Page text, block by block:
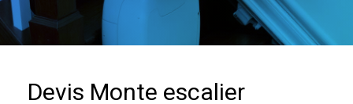
Devis Monte escalier